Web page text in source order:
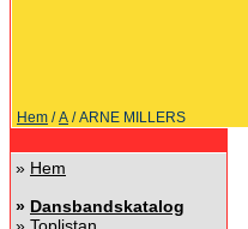
Hem /A / ARNE MILLERS
» Hem
» Dansbandskatalog